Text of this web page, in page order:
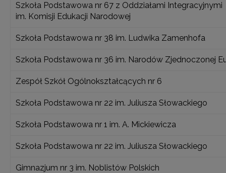
Szkoła Podstawowa nr 67 z Oddziałami Integracyjnymi
im. Komisji Edukacji Narodowej
Szkoła Podstawowa nr 38 im. Ludwika Zamenhofa
Szkoła Podstawowa nr 36 im. Narodów Zjednoczonej
Zespół Szkół Ogólnokształcących nr 6
Szkoła Podstawowa nr 22 im. Juliusza Słowackiego
Szkoła Podstawowa nr 1 im. A. Mickiewicza
Szkoła Podstawowa nr 22 im. Juliusza Słowackiego
Gimnazjum nr 3 im. Noblistów Polskich